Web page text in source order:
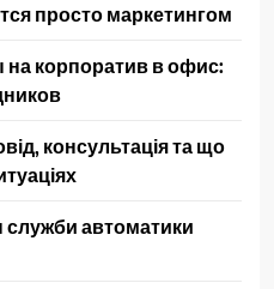
просто маркетингом
корпоратив в офис:
консультація та що
автоматики